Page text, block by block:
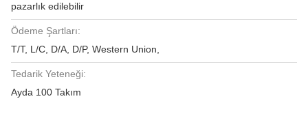
pazarlık edilebilir
Ödeme Şartları:
T/T, L/C, D/A, D/P, Western Union,
Tedarik Yeteneği:
Ayda 100 Takım